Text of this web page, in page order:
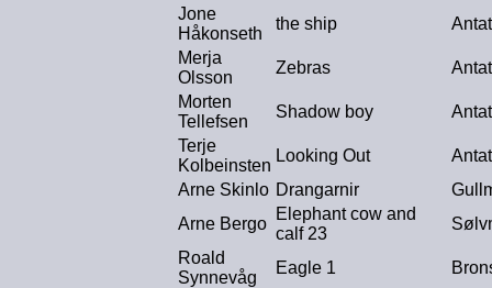
Jone
Håkonseth
the ship
Merja
Olsson
Zebras
Morten
Tellefsen
Shadow boy
Terje
Kolbeinsten
Looking Out
Arne Skinlo Drangarnir
Arne Bergo
Elephant cow and
calf 23
Roald
Synnevåg
Eagle 1